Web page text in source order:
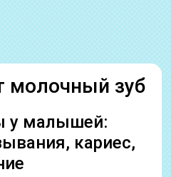
молочный зуб
у малышей:
кариес,